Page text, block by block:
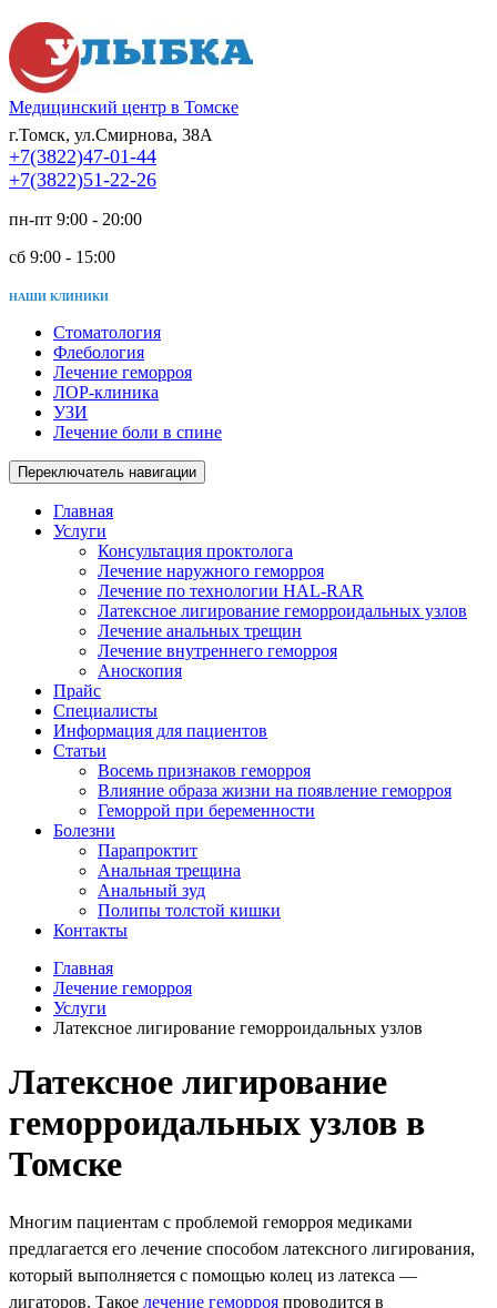
Медицинский центр в Томске
г.Томск, ул.Смирнова, 38А
+7(3822)47-01-44
+7(3822)51-22-26
пн-пт 9:00 - 20:00
сб 9:00 - 15:00
НАШИ КЛИНИКИ
Стоматология
Флебология
Лечение геморроя
ЛОР-клиника
УЗИ
Лечение боли в спине
Переключатель навигации
Главная
Услуги
Консультация проктолога
Лечение наружного геморроя
Лечение по технологии HAL-RAR
Латексное лигирование геморроидальных узлов
Лечение анальных трещин
Лечение внутреннего геморроя
Аноскопия
Прайс
Специалисты
Информация для пациентов
Статьи
Восемь признаков геморроя
Влияние образа жизни на появление геморроя
Геморрой при беременности
Болезни
Парапроктит
Анальная трещина
Анальный зуд
Полипы толстой кишки
Контакты
Главная
Лечение геморроя
Услуги
Латексное лигирование геморроидальных узлов
Латексное лигирование
геморроидальных узлов в
Томске
Многим пациентам с проблемой геморроя медиками
предлагается его лечение способом латексного лигирования,
который выполняется с помощью колец из латекса —
лигаторов. Такое лечение геморроя проводится в